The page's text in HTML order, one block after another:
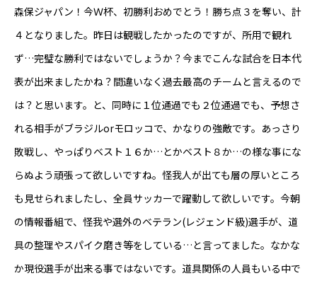
森保ジャパン！今Ｗ杯、初勝利おめでとう！勝ち点３を奪い、計
４となりました。昨日は観戦したかったのですが、所用で観れ
ず…完璧な勝利ではないでしょうか？今までこんな試合を日本代
表が出来ましたかね？間違いなく過去最高のチームと言えるので
は？と思います。と、同時に１位通過でも２位通過でも、予想さ
れる相手がブラジルorモロッコで、かなりの強敵です。あっさり
敗戦し、やっぱりベスト１６か…とかベスト８か…の様な事にな
らぬよう頑張って欲しいですね。怪我人が出ても層の厚いところ
も見せられましたし、全員サッカーで躍動して欲しいです。今朝
の情報番組で、怪我や選外のベテラン(レジェンド級)選手が、道
具の整理やスパイク磨き等をしている…と言ってました。なかな
か現役選手が出来る事ではないです。道具関係の人員もいる中で